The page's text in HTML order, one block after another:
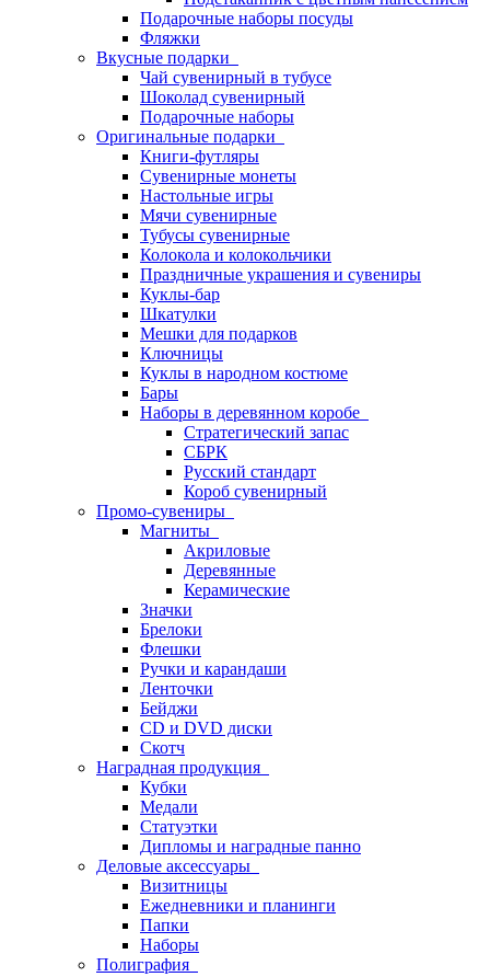
Подарочные наборы посуды
Фляжки
Вкусные подарки
Чай сувенирный в тубусе
Шоколад сувенирный
Подарочные наборы
Оригинальные подарки
Книги-футляры
Сувенирные монеты
Настольные игры
Мячи сувенирные
Тубусы сувенирные
Колокола и колокольчики
Праздничные украшения и сувениры
Куклы-бар
Шкатулки
Мешки для подарков
Ключницы
Куклы в народном костюме
Бары
Наборы в деревянном коробе
Стратегический запас
СБРК
Русский стандарт
Короб сувенирный
Промо-сувениры
Магниты
Акриловые
Деревянные
Керамические
Значки
Брелоки
Флешки
Ручки и карандаши
Ленточки
Бейджи
CD и DVD диски
Скотч
Наградная продукция
Кубки
Медали
Статуэтки
Дипломы и наградные панно
Деловые аксессуары
Визитницы
Ежедневники и планинги
Папки
Наборы
Полиграфия